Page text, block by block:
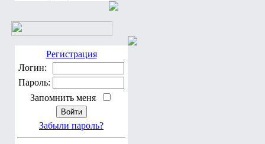
Регистрация
Логин:
Пароль:
Запомнить меня
Забыли пароль?